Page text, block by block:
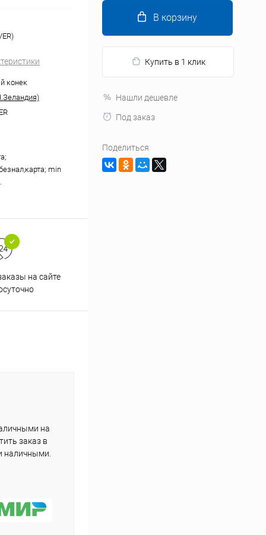
конек
min
на сайте
на
заказ в
наличными.
В корзину
Купить в 1 клик
Нашли дешевле
Под заказ
Поделиться